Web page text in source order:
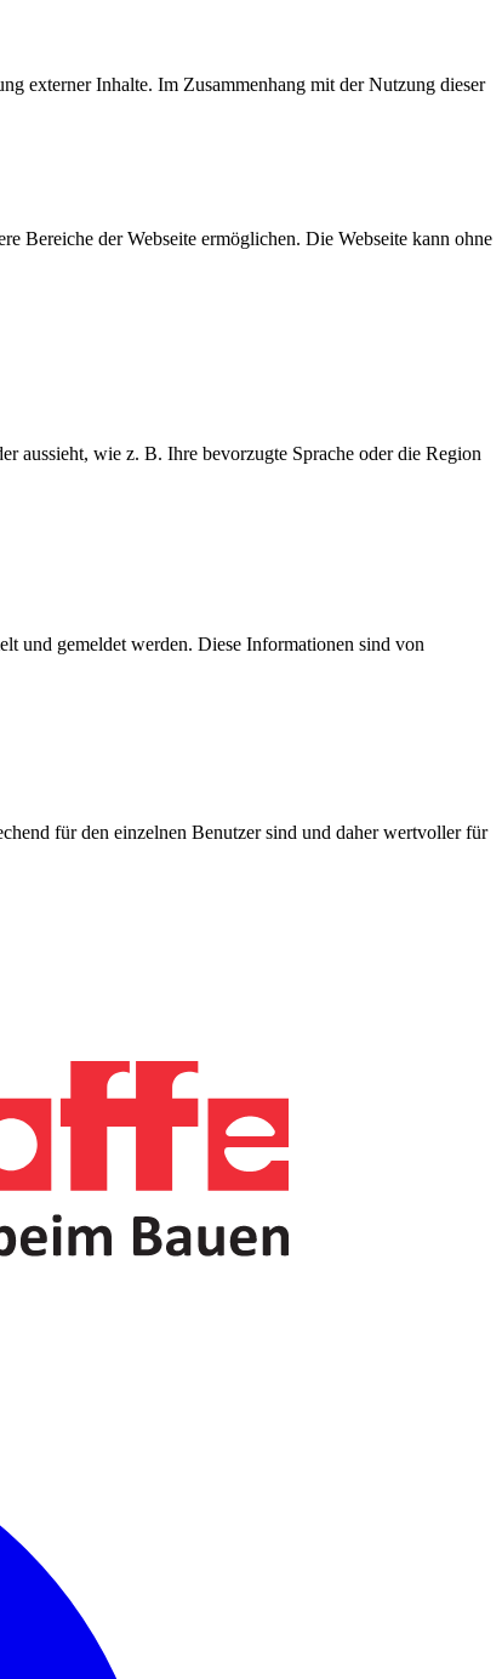
externer Inhalte. Im Zusammenhang mit der Nutzung dieser
Bereiche der Webseite ermöglichen. Die Webseite kann ohne
aussieht, wie z. B. Ihre bevorzugte Sprache oder die Region
und gemeldet werden. Diese Informationen sind von
für den einzelnen Benutzer sind und daher wertvoller für